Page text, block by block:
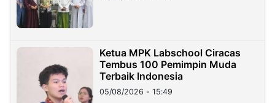
Ketua MPK Labschool Ciracas
Tembus 100 Pemimpin Muda
Terbaik Indonesia
05/08/2026 - 15:49